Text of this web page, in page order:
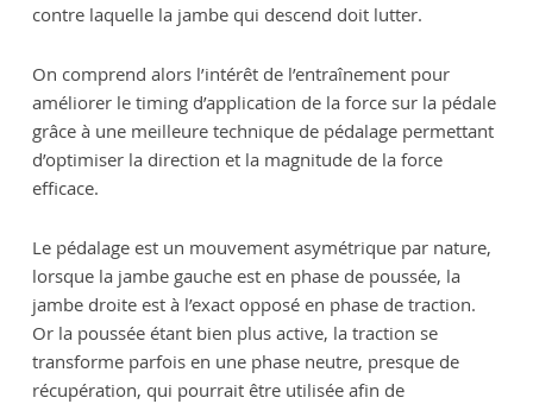
contre laquelle la jambe qui descend doit lutter.
On comprend alors l’intérêt de l’entraînement pour
améliorer le timing d’application de la force sur la pédale
grâce à une meilleure technique de pédalage permettant
d’optimiser la direction et la magnitude de la force
efficace.
Le pédalage est un mouvement asymétrique par nature,
lorsque la jambe gauche est en phase de poussée, la
jambe droite est à l’exact opposé en phase de traction.
Or la poussée étant bien plus active, la traction se
transforme parfois en une phase neutre, presque de
récupération, qui pourrait être utilisée afin de